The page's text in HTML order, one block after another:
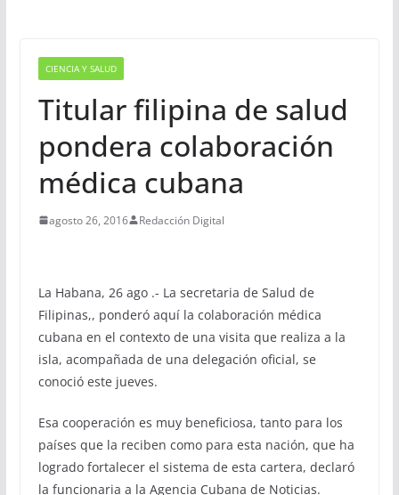
CIENCIA Y SALUD
Titular filipina de salud
pondera colaboración
médica cubana
agosto 26, 2016 Redacción Digital
La Habana, 26 ago .- La secretaria de Salud de
Filipinas,, ponderó aquí la colaboración médica
cubana en el contexto de una visita que realiza a la
isla, acompañada de una delegación oficial, se
conoció este jueves.
Esa cooperación es muy beneficiosa, tanto para los
países que la reciben como para esta nación, que ha
logrado fortalecer el sistema de esta cartera, declaró
la funcionaria a la Agencia Cubana de Noticias.